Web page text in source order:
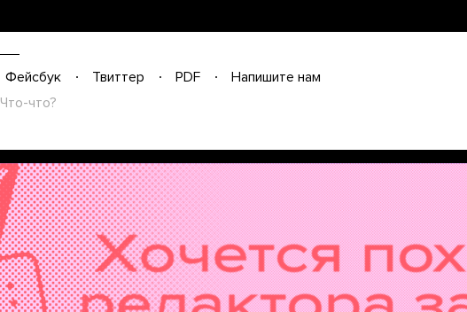
Фейсбук Твиттер PDF
Напишите нам
Что-что?